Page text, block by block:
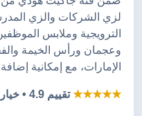
لزي الشركات والزي
الترويجية وملابس
وعجمان ورأس الخيمة
الإمارات، مع إمكانية
★★★★★تقييم 4.9 • خيار مفضل لطلبات الزي بالجملة